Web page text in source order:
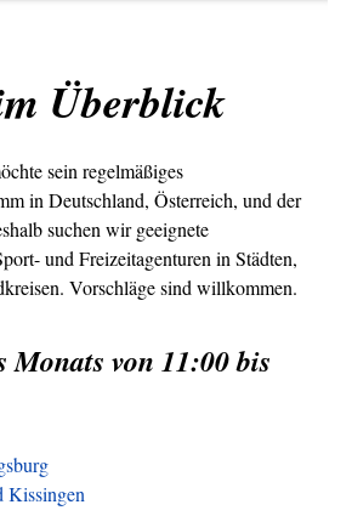
Überblick
sein regelmäßiges
in Deutschland, Österreich, und der
suchen wir geeignete
und Freizeitagenturen in Städten,
Vorschläge sind willkommen.
Monats von 11:00 bis
Kissingen